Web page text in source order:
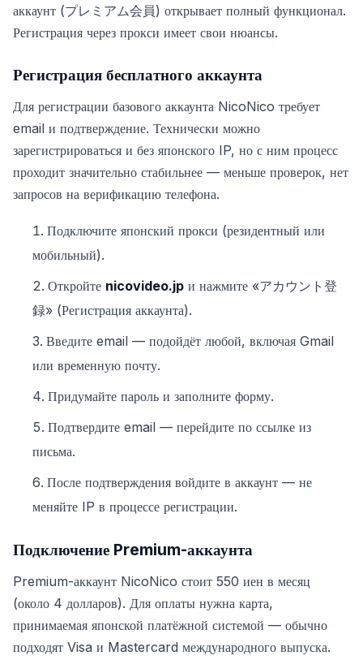
аккаунт (プレミアム会員) открывает полный функционал.
Регистрация через прокси имеет свои нюансы.
Регистрация бесплатного аккаунта
Для регистрации базового аккаунта NicoNico требует
email и подтверждение. Технически можно
зарегистрироваться и без японского IP, но с ним процесс
проходит значительно стабильнее — меньше проверок, нет
запросов на верификацию телефона.
Подключите японский прокси (резидентный или
мобильный).
Откройте nicovideo.jp и нажмите «アカウント登
録» (Регистрация аккаунта).
Введите email — подойдёт любой, включая Gmail
или временную почту.
Придумайте пароль и заполните форму.
Подтвердите email — перейдите по ссылке из
письма.
После подтверждения войдите в аккаунт — не
меняйте IP в процессе регистрации.
Подключение Premium-аккаунта
Premium-аккаунт NicoNico стоит 550 иен в месяц
(около 4 долларов). Для оплаты нужна карта,
принимаемая японской платёжной системой — обычно
подходят Visa и Mastercard международного выпуска.